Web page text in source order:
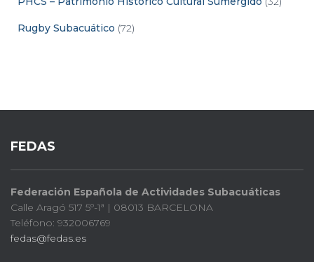
Rugby Subacuático (72)
FEDAS
Federación Española de Actividades Subacuáticas
Calle Aragó 517 5º-1ª | 08013 BARCELONA
Teléfono: 932006769
fedas@fedas.es